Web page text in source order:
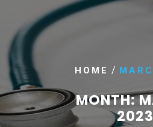
HOME /
MONTH:
2023